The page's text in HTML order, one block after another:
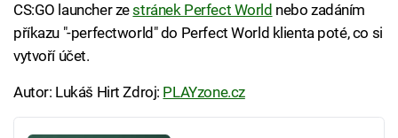
CS:GO launcher zestránek Perfect World nebo zadáním
příkazu "-perfectworld" do Perfect World klienta poté, co si
vytvoří účet.
Autor: Lukáš Hirt Zdroj: PLAYzone.cz